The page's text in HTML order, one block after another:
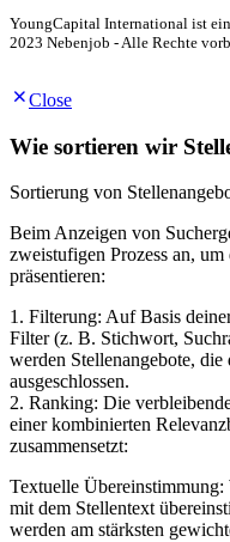
YoungCapital International ist
2023 Nebenjob - Alle Rechte
Close
Wie sortieren wir
Sortierung von
Beim Anzeigen von
zweistufigen Prozess an, um
präsentieren:
1. Filterung: Auf Basis
Filter (z. B. Stichwort,
werden Stellenangebote,
ausgeschlossen.
2. Ranking: Die
einer kombinierten
zusammensetzt:
Textuelle
mit dem Stellentext
werden am stärksten